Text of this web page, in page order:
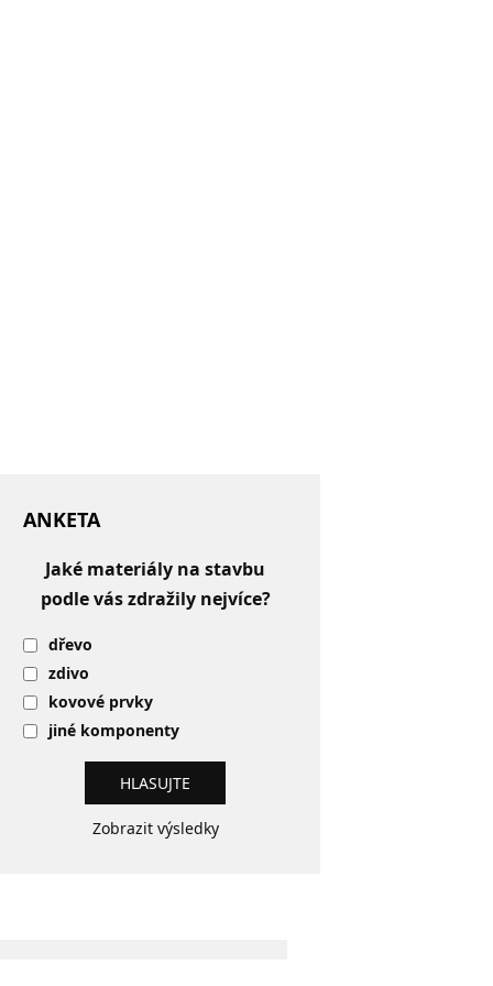
ANKETA
Jaké materiály na stavbu
podle vás zdražily nejvíce?
dřevo
zdivo
kovové prvky
jiné komponenty
Zobrazit výsledky